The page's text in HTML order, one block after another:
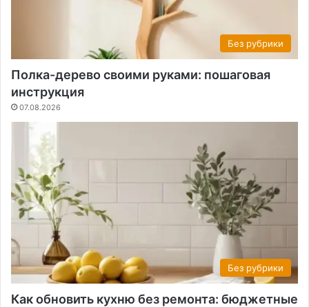
Без рубрики
Полка-дерево своими руками: пошаговая
инструкция
07.08.2026
Без рубрики
Как обновить кухню без ремонта: бюджетные